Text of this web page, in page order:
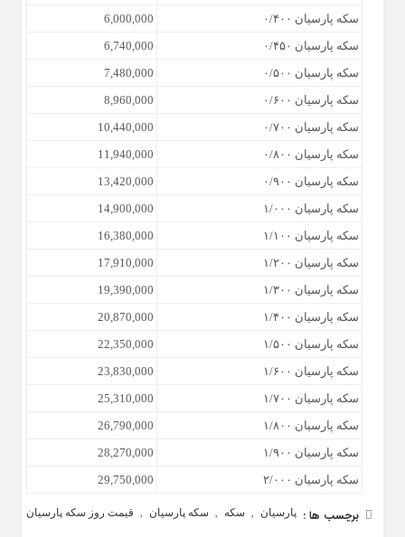
سکه پارسیان ۰/۴۰۰
6,000,000
سکه پارسیان ۰/۴۵۰
6,740,000
سکه پارسیان ۰/۵۰۰
7,480,000
سکه پارسیان ۰/۶۰۰
8,960,000
سکه پارسیان ۰/۷۰۰
10,440,000
سکه پارسیان ۰/۸۰۰
11,940,000
سکه پارسیان ۰/۹۰۰
13,420,000
سکه پارسیان ۱/۰۰۰
14,900,000
سکه پارسیان ۱/۱۰۰
16,380,000
سکه پارسیان ۱/۲۰۰
17,910,000
سکه پارسیان ۱/۳۰۰
19,390,000
سکه پارسیان ۱/۴۰۰
20,870,000
سکه پارسیان ۱/۵۰۰
22,350,000
سکه پارسیان ۱/۶۰۰
23,830,000
سکه پارسیان ۱/۷۰۰
25,310,000
سکه پارسیان ۱/۸۰۰
26,790,000
سکه پارسیان ۱/۹۰۰
28,270,000
سکه پارسیان ۲/۰۰۰
29,750,000
برچسب ها : پارسیان , سکه , سکه پارسیان , قیمت روز سکه پارسیان